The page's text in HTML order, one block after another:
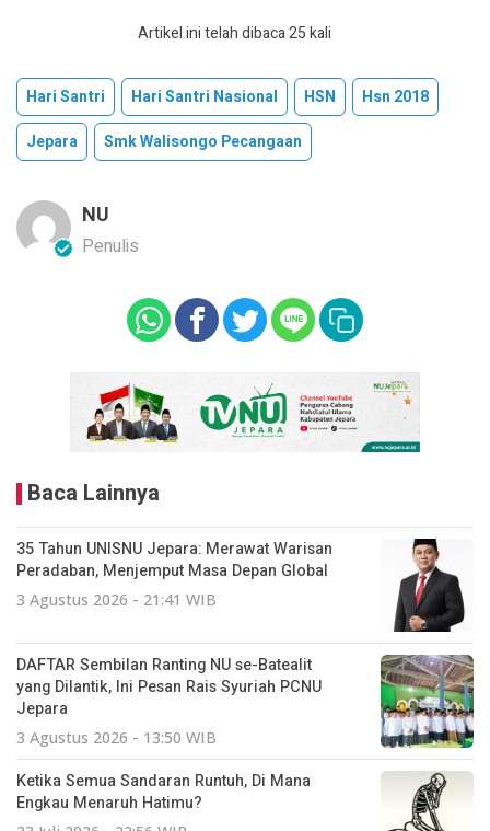
Artikel ini telah dibaca 25 kali
Hari Santri Hari Santri Nasional HSN
Hsn 2018
Jepara
Smk Walisongo Pecangaan
NU
Penulis
Baca Lainnya
35 Tahun UNISNU Jepara: Merawat Warisan
Peradaban, Menjemput Masa Depan Global
3 Agustus 2026 - 21:41 WIB
DAFTAR Sembilan Ranting NU se-Batealit
yang Dilantik, Ini Pesan Rais Syuriah PCNU
Jepara
3 Agustus 2026 - 13:50 WIB
Ketika Semua Sandaran Runtuh, Di Mana
Engkau Menaruh Hatimu?